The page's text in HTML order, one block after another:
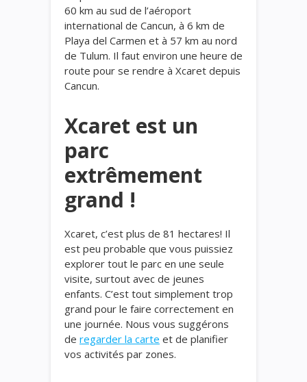
60 km au sud de l’aéroport
international de Cancun, à 6 km de
Playa del Carmen et à 57 km au nord
de Tulum. Il faut environ une heure de
route pour se rendre à Xcaret depuis
Cancun.
Xcaret est un
parc
extrêmement
grand !
Xcaret, c’est plus de 81 hectares! Il
est peu probable que vous puissiez
explorer tout le parc en une seule
visite, surtout avec de jeunes
enfants. C’est tout simplement trop
grand pour le faire correctement en
une journée. Nous vous suggérons
de regarder la carte et de planifier
vos activités par zones.